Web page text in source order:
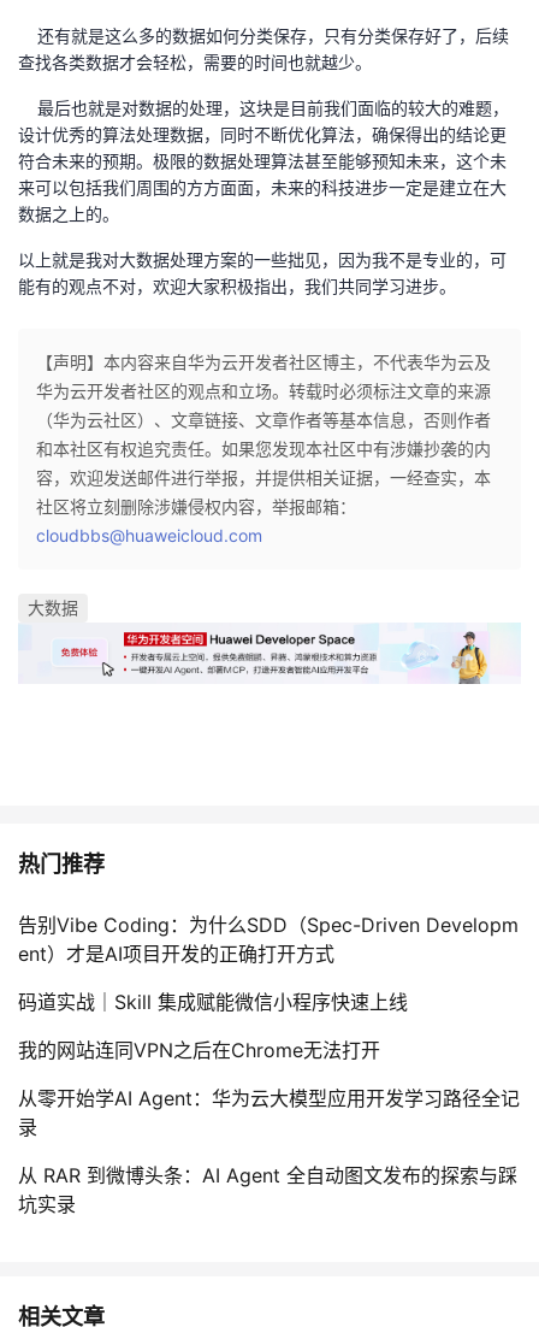
还有就是这么多的数据如何分类保存，只有分类保存好了，后续
查找各类数据才会轻松，需要的时间也就越少。
最后也就是对数据的处理，这块是目前我们面临的较大的难题，
设计优秀的算法处理数据，同时不断优化算法，确保得出的结论更
符合未来的预期。极限的数据处理算法甚至能够预知未来，这个未
来可以包括我们周围的方方面面，未来的科技进步一定是建立在大
数据之上的。
以上就是我对大数据处理方案的一些拙见，因为我不是专业的，可
能有的观点不对，欢迎大家积极指出，我们共同学习进步。
【声明】本内容来自华为云开发者社区博主，不代表华为云及
华为云开发者社区的观点和立场。转载时必须标注文章的来源
（华为云社区）、文章链接、文章作者等基本信息，否则作者
和本社区有权追究责任。如果您发现本社区中有涉嫌抄袭的内
容，欢迎发送邮件进行举报，并提供相关证据，一经查实，本
社区将立刻删除涉嫌侵权内容，举报邮箱：
cloudbbs@huaweicloud.com
大数据
热门推荐
告别Vibe Coding：为什么SDD（Spec-Driven Developm
ent）才是AI项目开发的正确打开方式
码道实战｜Skill 集成赋能微信小程序快速上线
我的网站连同VPN之后在Chrome无法打开
从零开始学AI Agent：华为云大模型应用开发学习路径全记
录
从 RAR 到微博头条：AI Agent 全自动图文发布的探索与踩
坑实录
相关文章